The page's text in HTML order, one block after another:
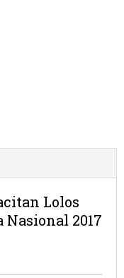
Lolos
2017